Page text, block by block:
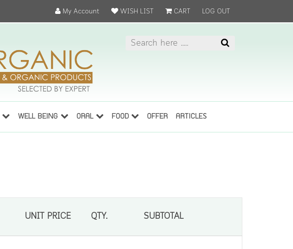
My Account WISH LIST CART LOG OUT
WELL BEING ORAL FOOD OFFER ARTICLES
UNIT PRICE QTY. SUBTOTAL